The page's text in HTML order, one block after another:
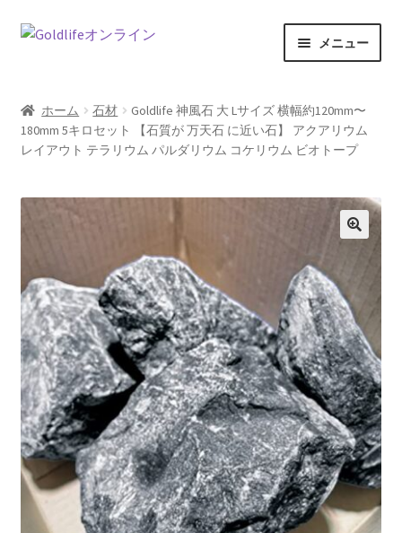
ナ
ー
シ
ョ
ス
プ
コ
ン
ツ
へ
ッ
メニュー
商品一覧
カートの中を見る
特定商取引法に関する表記
お問い合わせ
ホーム 石材
Goldlife 神風石 大 Lサイズ 横幅約120mm〜
180mm 5キロセット 【石質が 万天石 に近い石】 アクアリウム
レイアウト テラリウム パルダリウム コケリウム ビオトープ